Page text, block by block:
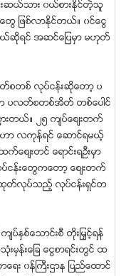
ဆယ္သား ၀ယ္စားႏုိင္တဲ့သူ
ျဖစ္လာႏုိင္တယ္။ ၀င္ေငြ
ဆုိရင္ အဆင္ေျပမွာ မဟုတ္
တ္စတစ္ လုပ္ငန္းဆိုေတာ့ ပ
ပလတ္စတစ္အိတ္ တစ္ေပါင္
ားတယ္။ ၂၅ က်ပ္ေစ်းတက္
ာ လကုန္ရင္ ေဆာင္ရမယ့္
က္ေစ်းတင္ ေရာင္းရဦးမွာ
ငန္းေတြကေတာ့ ေစ်းတက္
ြံ ထုတ္လုပ္သည့္ လုပ္ငန္းရွင္တ
ႏွစ္ေသာင္းစီ တိုးျမႇင့္ရန္
းေျခ ေငြစာရင္းတြင္ ထ
ရး ၀န္ႀကီးဌာန ျပည္ေထာင္